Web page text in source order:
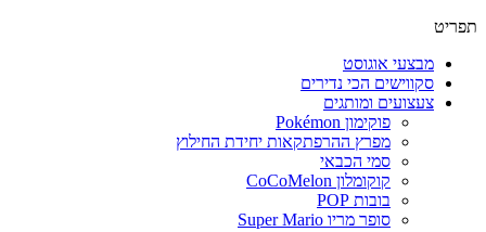
מבצעי אוגוסט
סקווישים הכי נדירים
צעצועים ומותגים
פוקימון Pokémon
מפרץ ההרפתקאות יחידת החילוץ
סמי הכבאי
קוקומלון CoCoMelon
בובות POP
סופר מריו Super Mario